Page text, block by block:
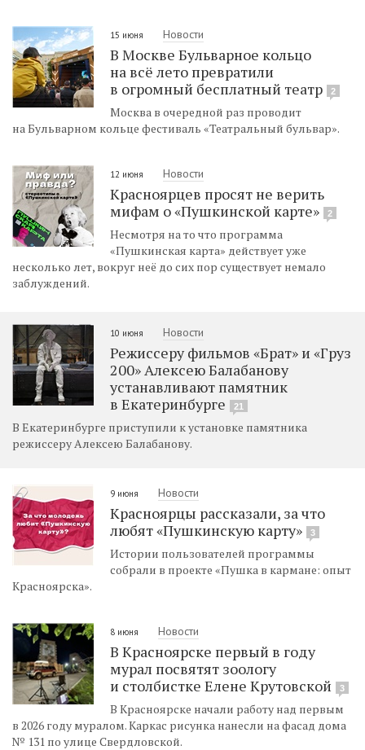
15 июня Новости
В Москве Бульварное кольцо
на всё лето превратили
в огромный бесплатный театр
2
Москва в очередной раз проводит
на Бульварном кольце фестиваль «Театральный бульвар».
12 июня Новости
Красноярцев просят не верить
мифам о «Пушкинской карте»
2
Несмотря на то что программа
«Пушкинская карта» действует уже
несколько лет, вокруг неё до сих пор существует немало
заблуждений.
10 июня Новости
Режиссеру фильмов «Брат» и «Груз
200» Алексею Балабанову
устанавливают памятник
в Екатеринбурге
21
В Екатеринбурге приступили к установке памятника
режиссеру Алексею Балабанову.
9 июня Новости
Красноярцы рассказали, за что
любят «Пушкинскую карту»
3
Истории пользователей программы
собрали в проекте «Пушка в кармане: опыт
Красноярска».
8 июня Новости
В Красноярске первый в году
мурал посвятят зоологу
и столбистке Елене Крутовской
3
В Красноярске начали работу над первым
в 2026 году муралом. Каркас рисунка нанесли на фасад дома
№ 131 по улице Свердловской.